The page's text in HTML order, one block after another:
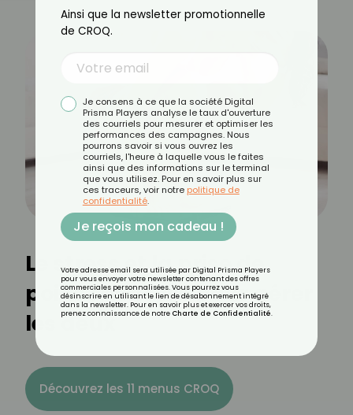
Le stress et la prise de
poids : conseils pour gérer
les deux
Découvrez les 11 menus CROQ
Ainsi que la newsletter promotionnelle
de CROQ.
Je consens à ce que la société Digital
Prisma Players analyse le taux d'ouverture
des courriels pour mesurer et optimiser les
performances des campagnes. Nous
pourrons savoir si vous ouvrez les
courriels, l'heure à laquelle vous le faites
ainsi que des informations sur le terminal
que vous utilisez. Pour en savoir plus sur
ces traceurs, voir notre politique de
confidentialité.
Je reçois mon cadeau !
Votre adresse email sera utilisée par Digital Prisma Players
pour vous envoyer votre newsletter contenant des offres
commerciales personnalisées. Vous pourrez vous
désinscrire en utilisant le lien de désabonnement intégré
dans la newsletter. Pour en savoir plus et exercer vos droits,
prenez connaissance de notre Charte de Confidentialité.